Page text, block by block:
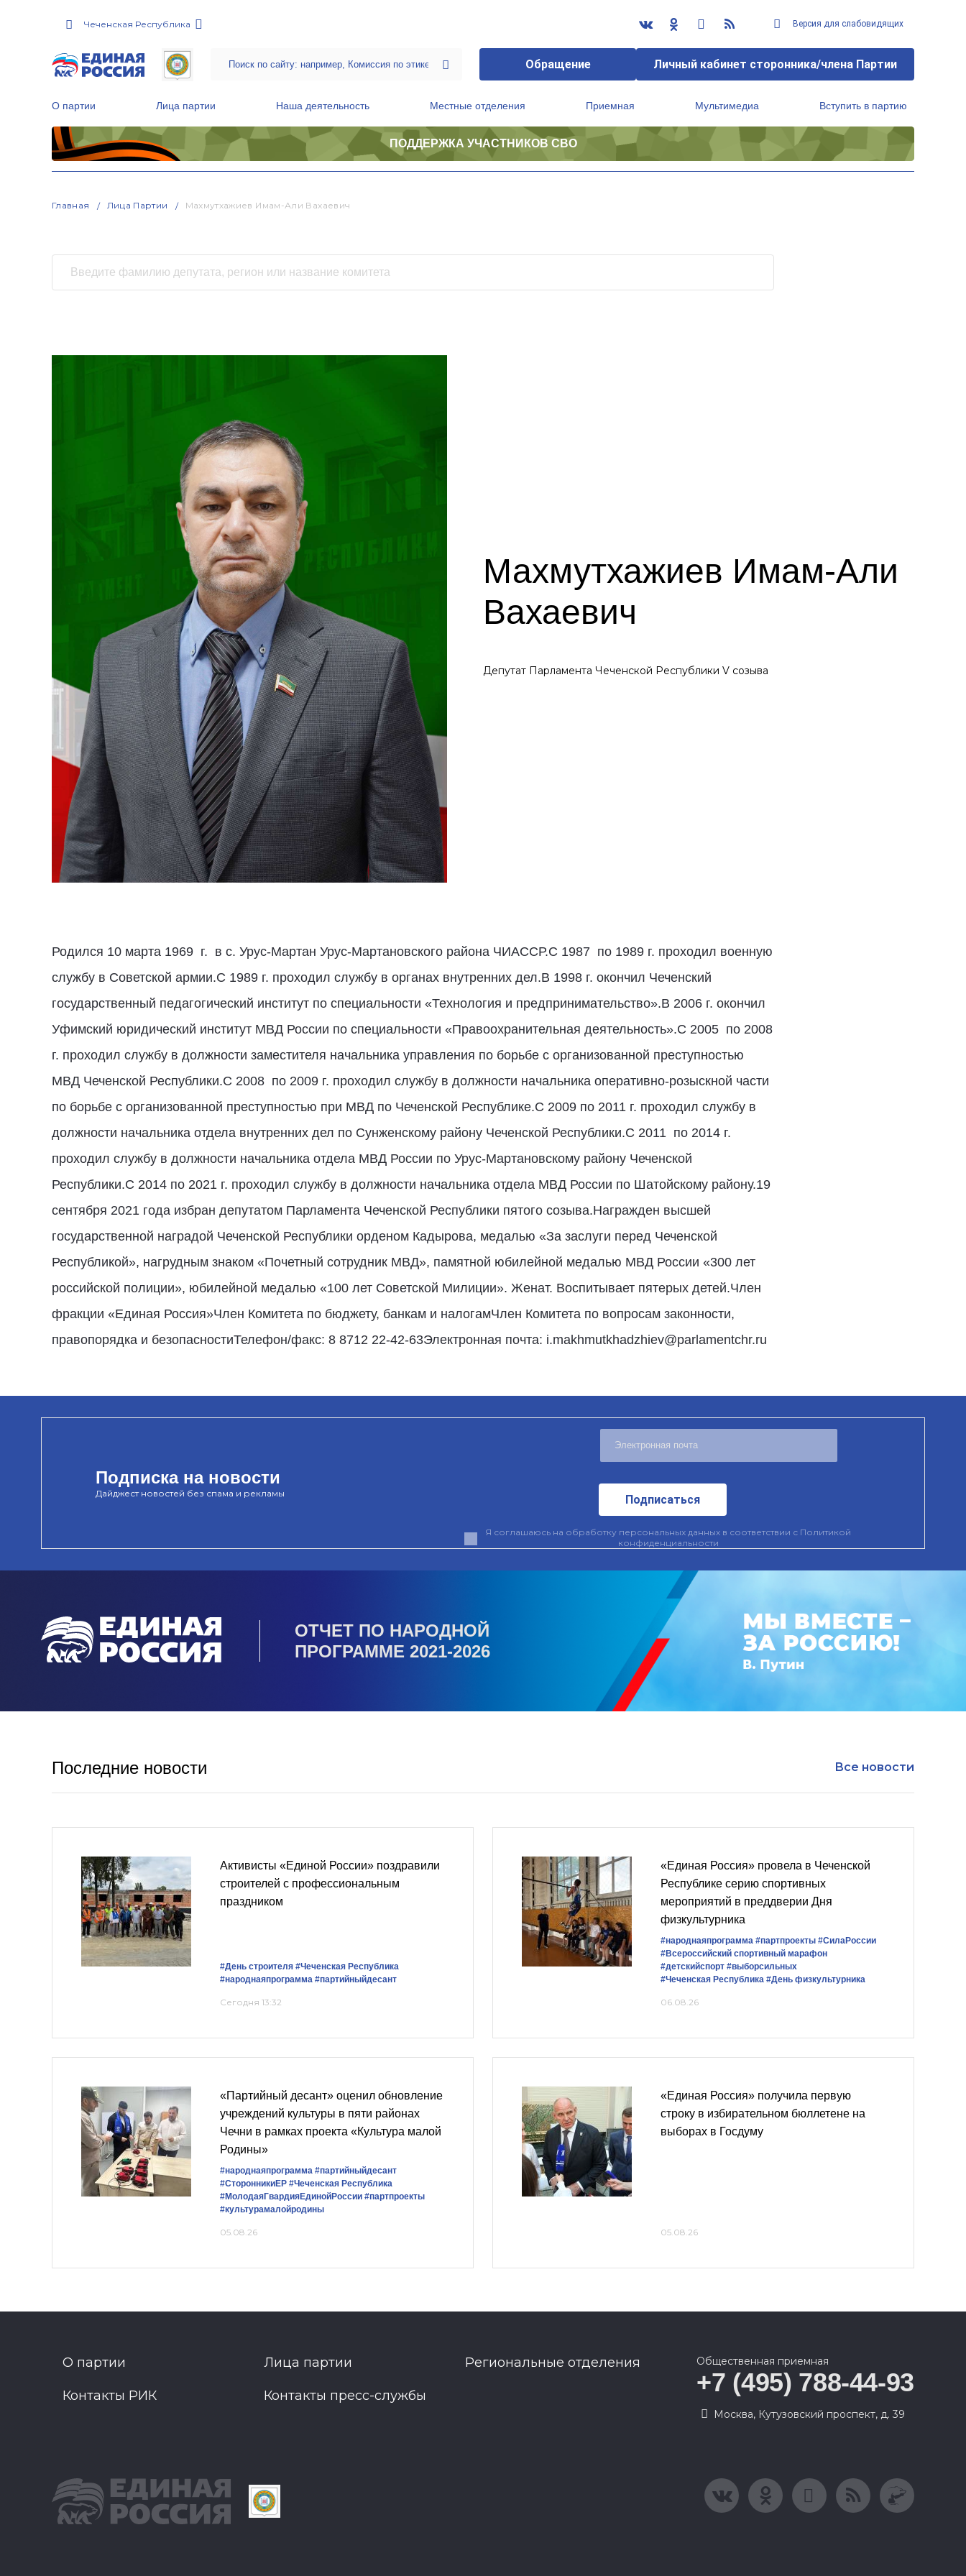
Чеченская Республика Версия для слабовидящих
Обращение Личный кабинет сторонника/члена Партии
О партии Лица партии Наша деятельность Местные отделения Приемная Мультимедиа Вступить в партию
ПОДДЕРЖКА УЧАСТНИКОВ СВО
Главная Лица Партии Махмутхажиев Имам-Али Вахаевич
Махмутхажиев Имам-Али
Вахаевич
Депутат Парламента Чеченской Республики V созыва
Родился 10 марта 1969 г. в с. Урус-Мартан Урус-Мартановского района ЧИАССР.С 1987 по 1989 г. проходил военную
службу в Советской армии.С 1989 г. проходил службу в органах внутренних дел.В 1998 г. окончил Чеченский
государственный педагогический институт по специальности «Технология и предпринимательство».В 2006 г. окончил
Уфимский юридический институт МВД России по специальности «Правоохранительная деятельность».С 2005 по 2008
г. проходил службу в должности заместителя начальника управления по борьбе с организованной преступностью
МВД Чеченской Республики.С 2008 по 2009 г. проходил службу в должности начальника оперативно-розыскной части
по борьбе с организованной преступностью при МВД по Чеченской Республике.С 2009 по 2011 г. проходил службу в
должности начальника отдела внутренних дел по Сунженскому району Чеченской Республики.С 2011 по 2014 г.
проходил службу в должности начальника отдела МВД России по Урус-Мартановскому району Чеченской
Республики.С 2014 по 2021 г. проходил службу в должности начальника отдела МВД России по Шатойскому району.19
сентября 2021 года избран депутатом Парламента Чеченской Республики пятого созыва.Награжден высшей
государственной наградой Чеченской Республики орденом Кадырова, медалью «За заслуги перед Чеченской
Республикой», нагрудным знаком «Почетный сотрудник МВД», памятной юбилейной медалью МВД России «300 лет
российской полиции», юбилейной медалью «100 лет Советской Милиции». Женат. Воспитывает пятерых детей.Член
фракции «Единая Россия»Член Комитета по бюджету, банкам и налогамЧлен Комитета по вопросам законности,
правопорядка и безопасностиТелефон/факс: 8 8712 22-42-63Электронная почта: i.makhmutkhadzhiev@parlamentchr.ru
Подписка на новости
Дайджест новостей без спама и рекламы Подписаться
Я соглашаюсь на обработку персональных данных в соответствии с Политикой
конфиденциальности
ОТЧЕТ ПО НАРОДНОЙ
ПРОГРАММЕ 2021-2026
Последние новости Все новости
Активисты «Единой России» поздравили
строителей с профессиональным
праздником
#День строителя #Чеченская Республика
#народнаяпрограмма #партийныйдесант
Сегодня 13:32
«Единая Россия» провела в Чеченской
Республике серию спортивных
мероприятий в преддверии Дня
физкультурника
#народнаяпрограмма #партпроекты #СилаРоссии
#Всероссийский спортивный марафон
#детскийспорт #выборсильных
#Чеченская Республика #День физкультурника
06.08.26
«Партийный десант» оценил обновление
учреждений культуры в пяти районах
Чечни в рамках проекта «Культура малой
Родины»
#народнаяпрограмма #партийныйдесант
#СторонникиЕР #Чеченская Республика
#МолодаяГвардияЕдинойРоссии #партпроекты
#культурамалойродины
05.08.26
«Единая Россия» получила первую
строку в избирательном бюллетене на
выборах в Госдуму
05.08.26
О партии Лица партии Региональные отделения
Контакты РИК Контакты пресс-службы
Общественная приемная
+7 (495) 788-44-93
Москва, Кутузовский проспект, д. 39